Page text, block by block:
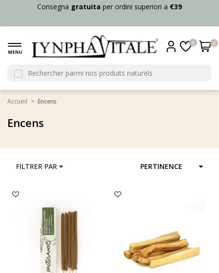
Consegna gratuita per ordini superiori a €39
0 0
Accueil Encens
Encens
FILTRER PAR PERTINENCE